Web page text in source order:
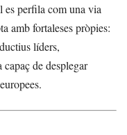
perfila com una via
amb fortaleses pròpies:
líders,
de desplegar